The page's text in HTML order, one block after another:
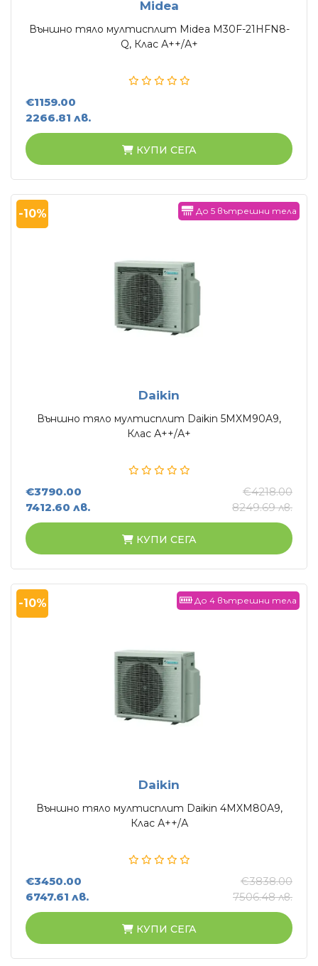
Midea
Външно тяло мултисплит Midea M30F-21HFN8-
Q, Клас А++/А+
€1159.00
2266.81 лв.
КУПИ СЕГА
-10% До 5 вътрешни тела
Daikin
Външно тяло мултисплит Daikin 5MXM90A9,
Клас А++/А+
€3790.00
7412.60 лв.
€4218.00
8249.69 лв.
КУПИ СЕГА
-10% До 4 вътрешни тела
Daikin
Външно тяло мултисплит Daikin 4MXM80A9,
Клас А++/А
€3450.00
6747.61 лв.
€3838.00
7506.48 лв.
КУПИ СЕГА